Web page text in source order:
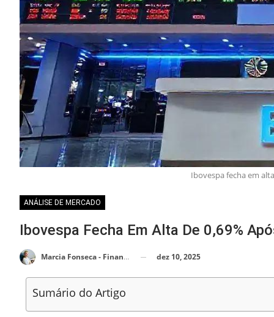
Ibovespa fecha em
ANÁLISE DE MERCADO
Ibovespa Fecha Em Alta De 0,69%
Marcia Fonseca - Financial Consultant dez 10, 2025
Sumário do Artigo